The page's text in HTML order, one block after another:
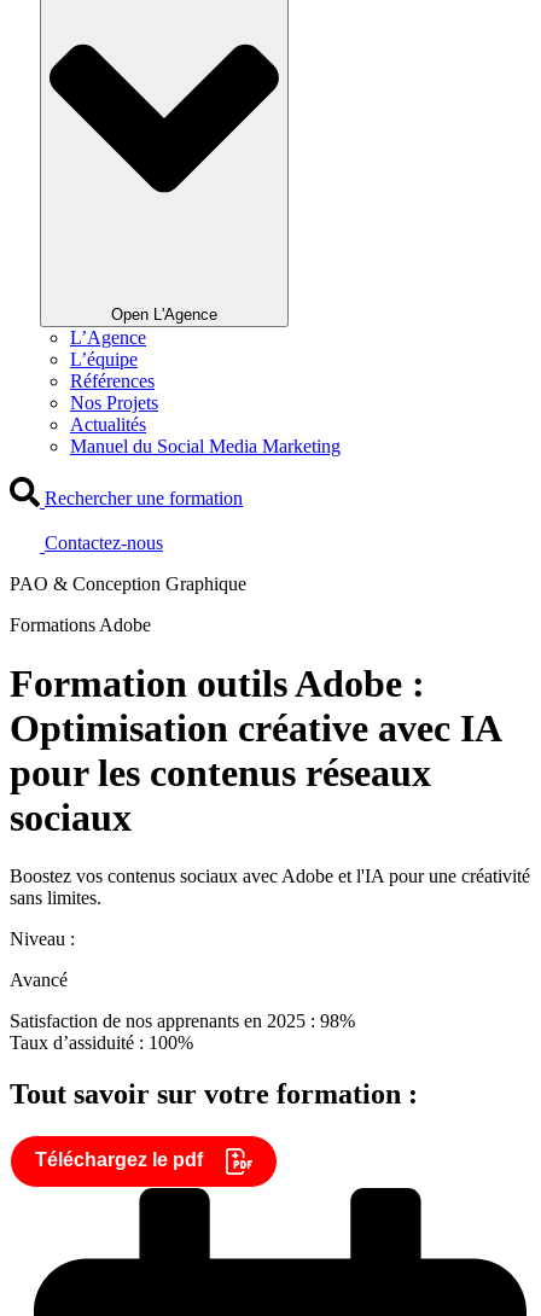
Open L'Agence
L’Agence
L’équipe
Références
Nos Projets
Actualités
Manuel du Social Media Marketing
Rechercher une formation
Contactez-nous
PAO & Conception Graphique
Formations Adobe
Formation outils Adobe :
Optimisation créative avec IA
pour les contenus réseaux
sociaux
Boostez vos contenus sociaux avec Adobe et l'IA pour une créativité
sans limites.
Niveau :
Avancé
Satisfaction de nos apprenants en 2025 : 98%
Taux d’assiduité : 100%
Tout savoir sur votre formation :
Téléchargez le pdf